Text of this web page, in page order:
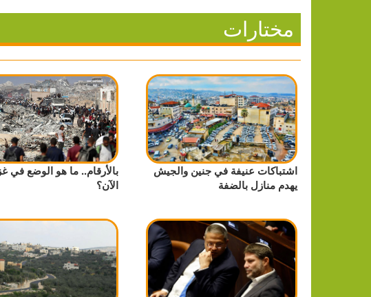
مختارات
اشتباكات عنيفة في جنين والجيش
يهدم منازل بالضفة
بالأرقام.. ما هو الوضع في
الآن؟